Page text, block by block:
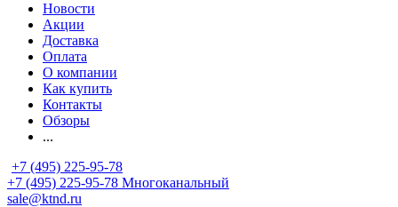
Новости
Акции
Доставка
Оплата
О компании
Как купить
Контакты
Обзоры
...
+7 (495) 225-95-78
+7 (495) 225-95-78 Многоканальный
sale@ktnd.ru